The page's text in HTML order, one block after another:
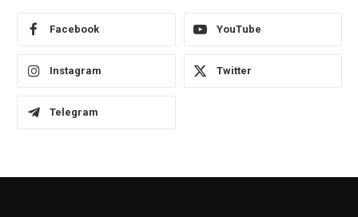
Facebook YouTube
Instagram Twitter
Telegram